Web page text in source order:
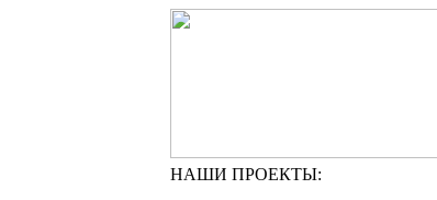
НАШИ ПРОЕКТЫ: